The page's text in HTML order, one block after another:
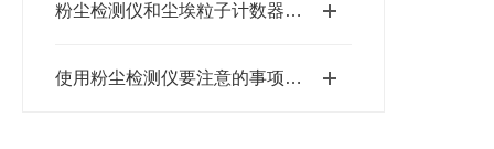
粉尘检测仪和尘埃粒子计数器的区别有哪些？
使用粉尘检测仪要注意的事项哪些